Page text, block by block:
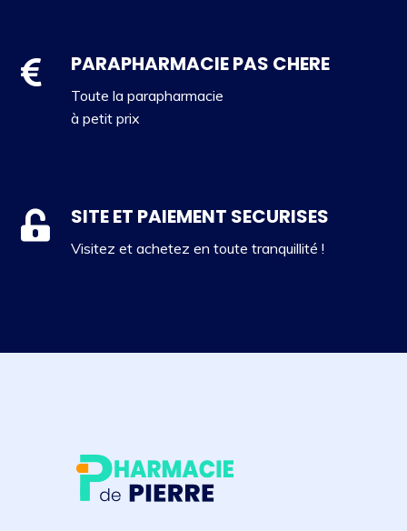
PARAPHARMACIE PAS CHERE
Toute la parapharmacie
à petit prix
SITE ET PAIEMENT SECURISES
Visitez et achetez en toute tranquillité !